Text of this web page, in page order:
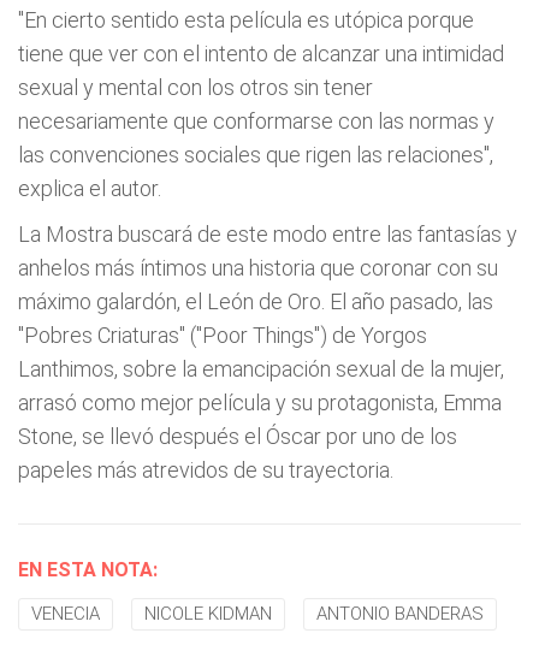
"En cierto sentido esta película es utópica porque
tiene que ver con el intento de alcanzar una intimidad
sexual y mental con los otros sin tener
necesariamente que conformarse con las normas y
las convenciones sociales que rigen las relaciones",
explica el autor.
La Mostra buscará de este modo entre las fantasías y
anhelos más íntimos una historia que coronar con su
máximo galardón, el León de Oro. El año pasado, las
"Pobres Criaturas" ("Poor Things") de Yorgos
Lanthimos, sobre la emancipación sexual de la mujer,
arrasó como mejor película y su protagonista, Emma
Stone, se llevó después el Óscar por uno de los
papeles más atrevidos de su trayectoria.
EN ESTA NOTA:
VENECIA NICOLE KIDMAN ANTONIO BANDERAS